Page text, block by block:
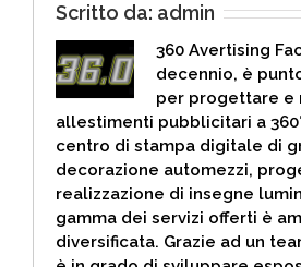
Scritto da: admin
360 Avertising
decennio, è
per progettare e
allestimenti pubblicitari a
centro di stampa digitale di
decorazione automezzi,
realizzazione di insegne
gamma dei servizi offerti è
diversificata. Grazie ad un